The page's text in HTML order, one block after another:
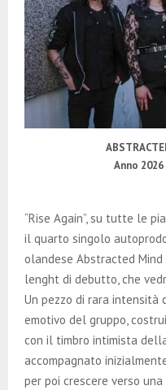
Anno 2026
“Rise Again”, su tutte le
il quarto singolo
olandese Abstracted
lenght di debutto, che
Un pezzo di rara intensità
emotivo del gruppo,
con il timbro intimista
accompagnato
per poi crescere verso